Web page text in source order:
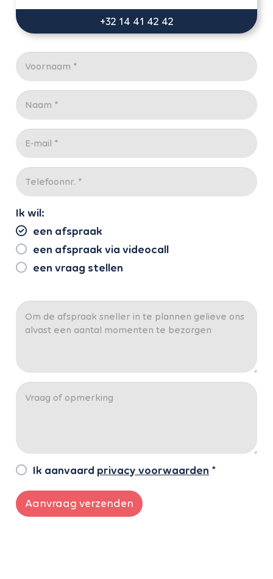
+32 14 41 42 42
Ik wil:
een afspraak
een afspraak via videocall
een vraag stellen
Ik aanvaard privacy voorwaarden *
Aanvraag verzenden